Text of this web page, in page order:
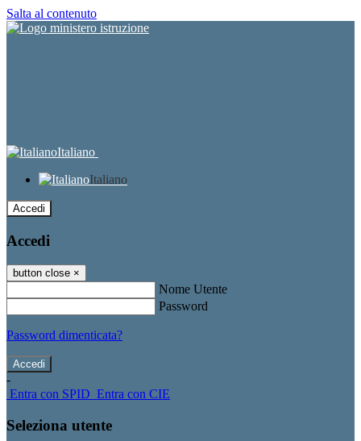
Salta al contenuto
Italiano
Italiano
Accedi
Accedi
button close ×
Nome Utente
Password
Password dimenticata?
-
Entra con SPID Entra con CIE
Seleziona utente